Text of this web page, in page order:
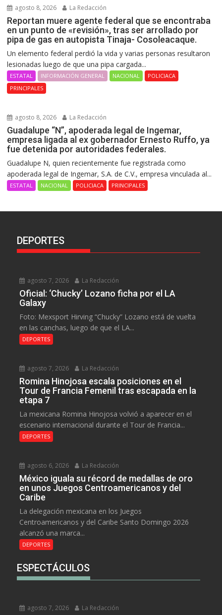
agosto 8, 2026 La Redacción
Reportan muere agente federal que se encontraba
en un punto de «revisión», tras ser arrollado por
pipa de gas en autopista Tinaja- Cosoleacaque.
Un elemento federal perdió la vida y varias personas resultaron
lesionadas luego de que una pipa cargada...
ESTATAL INFORMACIÓN GENERAL NACIONAL
POLICIACA
PRINCIPALES
agosto 8, 2026 La Redacción
Guadalupe “N”, apoderada legal de Ingemar,
empresa ligada al ex gobernador Ernesto Ruffo, ya
fue detenida por autoridades federales.
Guadalupe N, quien recientemente fue registrada como
apoderada legal de Ingemar, S.A. de C.V., empresa vinculada al...
ESTATAL NACIONAL POLICIACA PRINCIPALES
DEPORTES
agosto 7, 2026 La Redacción
Oficial: ‘Chucky’ Lozano ficha por el LA
Galaxy
Foto: Mexsport Hirving “Chucky” Lozano está de vuelta
en las canchas, luego de que el LA...
DEPORTES
agosto 7, 2026 La Redacción
Romina Hinojosa escala posiciones en el
Tour de Francia Femenil tras escapada en la
etapa 7
La mexicana Romina Hinojosa volvió a aparecer en el
escenario internacional durante el Tour de Francia...
DEPORTES
agosto 6, 2026 La Redacción
México iguala su récord de medallas de oro
en unos Juegos Centroamericanos y del
Caribe
La delegación mexicana en los Juegos
Centroamericanos y del Caribe Santo Domingo 2026
alcanzó una marca...
DEPORTES
ESPECTÁCULOS
agosto 7, 2026 La Redacción